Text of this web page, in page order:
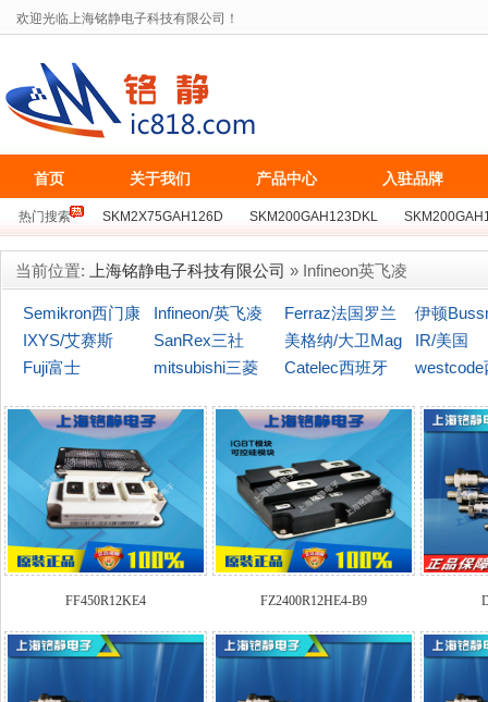
欢迎光临上海铭静电子科技有限公司！
首页 关于我们 产品中心 入驻品牌
热门搜索 SKM2X75GAH126D SKM200GAH123DKL
当前位置: 上海铭静电子科技有限公司 » Infineon英飞凌
Semikron西门康 Infineon/英飞凌 Ferraz法国罗兰
伊顿
(博仕曼)
IXYS/艾赛斯 SanRex三社
美格纳/大卫Mag
naChip
IR/美国
Fuji富士
mitsubishi三菱 Catelec西班牙 westcode
FF450R12KE4 FZ2400R12HE4-B9